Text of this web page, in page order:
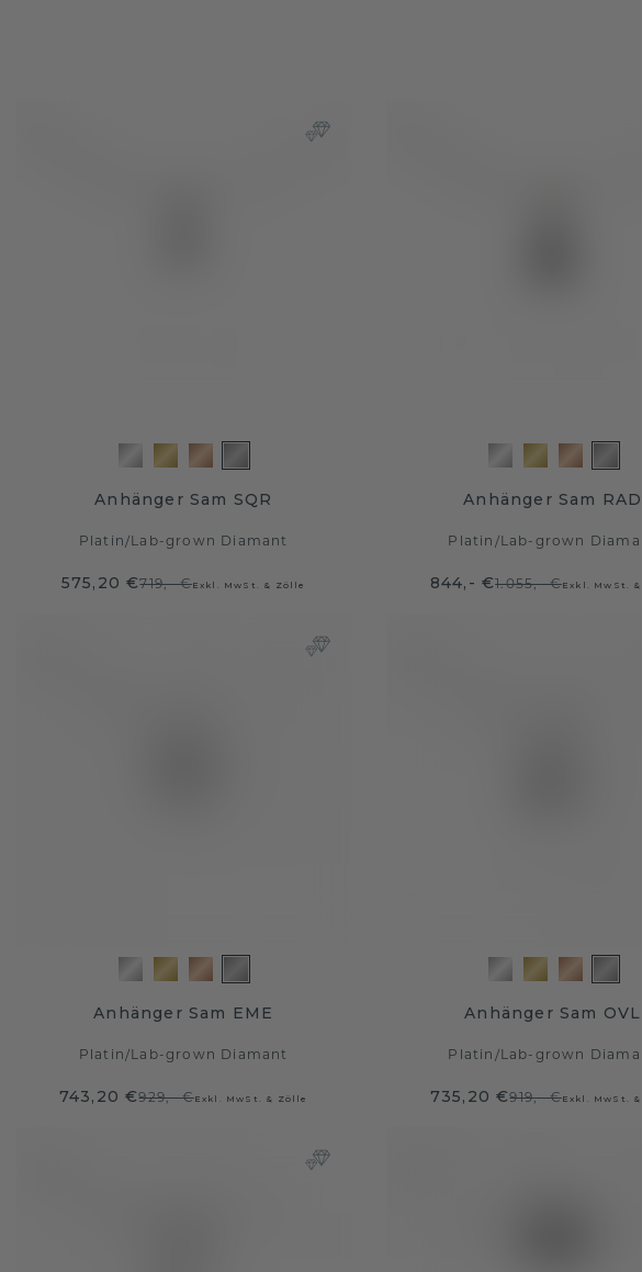
Anhänger Sam SQR
Platin /Lab-grown Diamant
575,20 €719,- €Exkl. MwSt. & Zölle
Anhänger Sam RAD
Platin /Lab-grown
844,- €1.055,- €Exkl. MwSt.
Anhänger Sam EME
Platin/Lab-grown Diamant
743,20 €929,- €Exkl. MwSt. & Zölle
Anhänger Sam OVL
Platin /Lab-grown
735,20 €919,- €Exkl. MwSt.